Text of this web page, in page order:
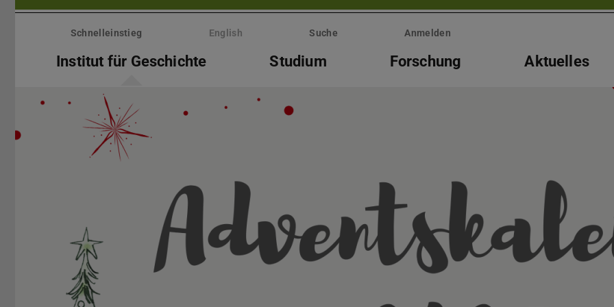
Menü
überspringenSchnelleinstieg English Suche Anmelden
Institut für Geschichte Studium Forschung Aktuelles